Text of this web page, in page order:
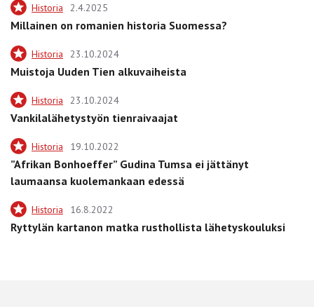
Historia 2.4.2025
Millainen on romanien historia Suomessa?
Historia 23.10.2024
Muistoja Uuden Tien alkuvaiheista
Historia 23.10.2024
Vankilalähetystyön tienraivaajat
Historia 19.10.2022
”Afrikan Bonhoeffer” Gudina Tumsa ei jättänyt
laumaansa kuolemankaan edessä
Historia 16.8.2022
Ryttylän kartanon matka rusthollista lähetyskouluksi